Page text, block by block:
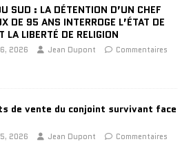
SUD : LA DÉTENTION D’UN CHEF
DE 95 ANS INTERROGE L’ÉTAT DE
LA LIBERTÉ DE RELIGION
2026 Jean Dupont
Commentaires
de vente du conjoint survivant face
2026 Jean Dupont
Commentaires